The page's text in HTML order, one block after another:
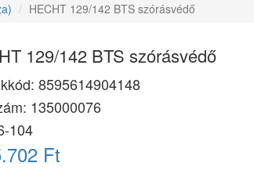
HECHT 129/142 BTS szórásvédő
129/142 BTS szórásvédő
8595614904148
135000076
104
Ft